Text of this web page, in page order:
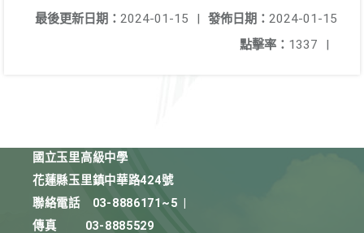
發佈日期： 2024-01-15
最後更新日期： 2024-01-15
|
點擊率： 1337 |
國立玉里高級中學
花蓮縣玉里鎮中華路424號
聯絡電話
03-8886171~5
傳真
03-8885529